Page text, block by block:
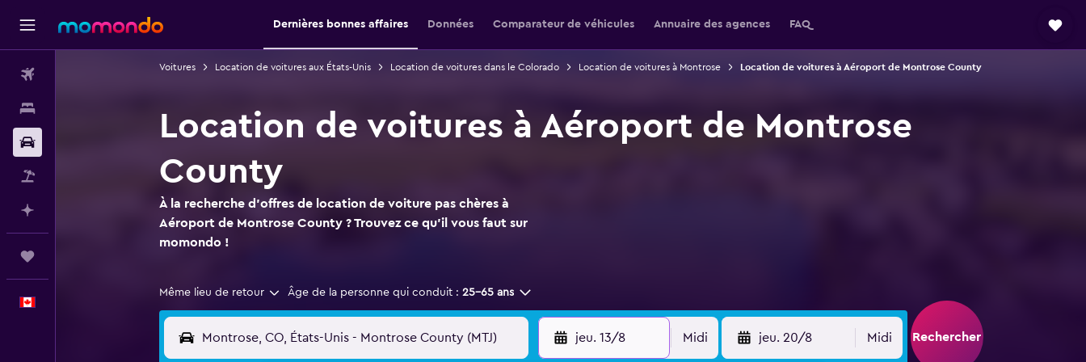
Dernières bonnes affaires Données Comparateur de véhicules Annuaire des agences FAQ
Voitures Location de voitures aux États-Unis Location de voitures dans le Colorado Location de voitures à Montrose Location de voitures à Aéroport de Montrose County
Location de voitures à Aéroport de Montrose
County
À la recherche d'offres de location de voiture pas chères à
Aéroport de Montrose County ? Trouvez ce qu'il vous faut sur
momondo !
Même lieu de retour Âge de la personne qui conduit : 25-65 ans
jeu. 13/8 Midi jeu. 20/8 Midi Rechercher